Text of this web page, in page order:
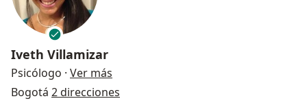
Iveth Villamizar
Psicólogo · Ver más
Bogotá 2 direcciones